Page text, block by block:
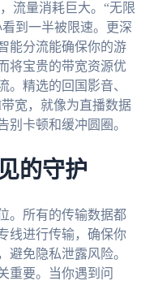
流量消耗巨大。“无限
到一半被限速。更深
能分流能确保你的游
将宝贵的带宽资源优
。精选的回国影音、
宽，就像为直播数据
别卡顿和缓冲圆圈。
的守护
。所有的传输数据都
线进行传输，确保你
避免隐私泄露风险。
重要。当你遇到问